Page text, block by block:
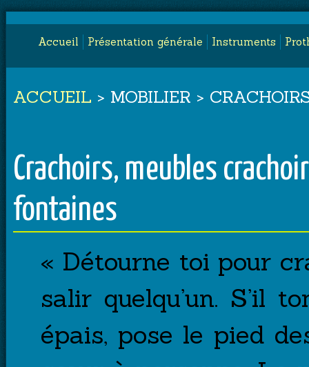
Accueil Présentation générale Instruments
ACCUEIL > MOBILIER >
Crachoirs, meubles
fontaines
« Détourne toi pour
salir quelqu’un. S’il
épais, pose le pied